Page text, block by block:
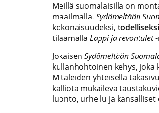
Meillä suomalaisilla on
maailmalla. Sydämeltään
kokonaisuudeksi,
tilaamalla Lappi ja revontulet-
Jokaisen Sydämeltään
kullanhohtoinen kehys, joka
Mitaleiden yhteisellä
kalliota mukaileva
luonto, urheilu ja